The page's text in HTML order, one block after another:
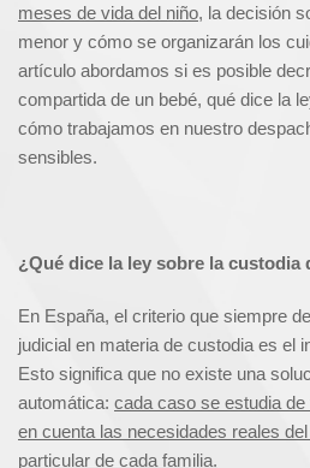
meses de vida del niño, la decisión
menor y cómo se organizarán los
artículo abordamos si es posible
compartida de un bebé, qué dice la
cómo trabajamos en nuestro
sensibles.
¿Qué dice la ley sobre la custodia
En España, el criterio que siempre
judicial en materia de custodia es el
Esto significa que no existe una
automática: cada caso se estudia
en cuenta las necesidades reales
particular de cada familia.